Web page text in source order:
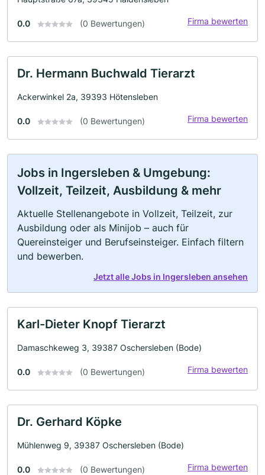
0.0 (0 Bewertungen) Firma bewerten
Dr. Hermann Buchwald Tierarzt
Ackerwinkel 2a, 39393 Hötensleben
0.0 (0 Bewertungen) Firma bewerten
Jobs in Ingersleben & Umgebung:
Vollzeit, Teilzeit, Ausbildung & mehr
Aktuelle Stellenangebote in Vollzeit, Teilzeit, zur
Ausbildung oder als Minijob – auch für
Quereinsteiger und Berufseinsteiger. Einfach filtern
und bewerben.
Jetzt alle Jobs in Ingersleben ansehen
Karl-Dieter Knopf Tierarzt
Damaschkeweg 3, 39387 Oschersleben (Bode)
0.0 (0 Bewertungen) Firma bewerten
Dr. Gerhard Köpke
Mühlenweg 9, 39387 Oschersleben (Bode)
0.0 (0 Bewertungen) Firma bewerten